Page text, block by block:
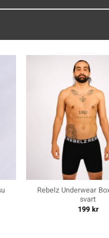
Rebelz Underwear
svart
199kr